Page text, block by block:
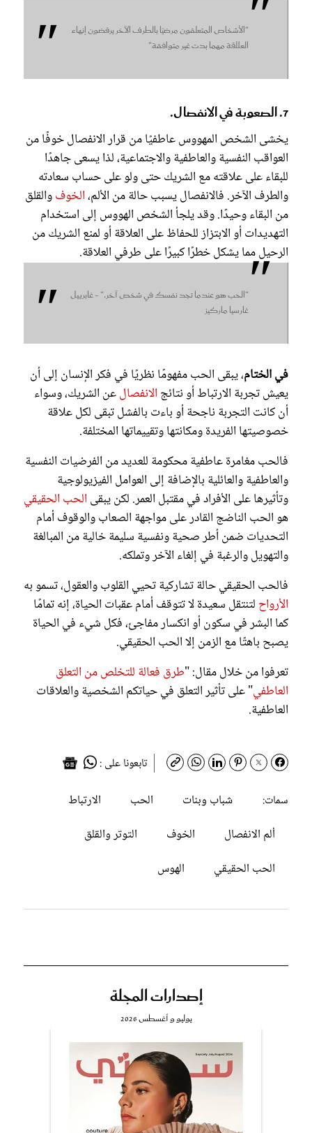
"الأشخاص المتعلقون مرضيًا بالطرف الآخر يرفضون إنهاء
العلاقة مهما بدت غير متوافقة"
7. الصعوبة في الانفصال.
يخشى الشخص المهووس عاطفيًا من قرار الانفصال خوفًا من
العواقب النفسية والعاطفية والاجتماعية، لذا يسعى جاهدًا
للبقاء على علاقته مع الشريك حتى ولو على حساب سعادته
والطرف الآخر. فالانفصال يسبب حالة من الألم،الخوفوالقلق
من البقاء وحيدًا. وقد يلجأ الشخص الهووس إلى استخدام
التهديدات أو الابتزاز للحفاظ على العلاقة أو لمنع الشريك من
الرحيل مما يشكل خطرًا كبيرًا على طرفي العلاقة.
"الحب هو عندما تجد نفسك في شخص آخر." - غابرييل
غارسيا ماركيز
في الختام، يبقى الحب مفهومًا نظريًا في فكر الإنسان إلى أن
يعيش تجربة الارتباط أو نتائج الانفصالعن الشريك، وسواء
أن كانت التجربة ناجحة أو باءت بالفشل تبقى لكل علاقة
خصوصيتها الفريدة ومكانتها وتقييماتها المختلفة.
فالحب مغامرة عاطفية محكومة للعديد من الفرضيات النفسية
والعاطفية والعائلية بالإضافة إلى العوامل الفيزيولوجية
وتأثيرها على الأفراد في مقتبل العمر. لكن يبقى الحب الحقيقي
هو الحب الناضج القادر على مواجهة الصعاب والوقوف أمام
التحديات ضمن أطر صحية ونفسية سليمة خالية من المبالغة
والتهويل والرغبة في إلغاء الآخر وتملكه.
فالحب الحقيقي حالة تشاركية تحيي القلوب والعقول، تسمو به
الأرواح لتنتقل سعيدة لا تتوقف أمام عقبات الحياة، إنه تمامًا
كما البشر في سكون أو انكسار مفاجئ، فكل شيء في الحياة
يصبح باهتًا مع الزمن إلا الحب الحقيقي.
تعرفوا من خلال مقال: "طرق فعالة للتخلص من التعلق
العاطفي" على تأثير التعلق في حياتكم الشخصية والعلاقات
العاطفية.
تابعونا على :
سمات:
شباب وبنات الحب
الارتباط
ألم الانفصال
الخوف
التوتر والقلق
الحب الحقيقي
الهوس
إصدارات المجلة
يوليو و أغسطس 2026